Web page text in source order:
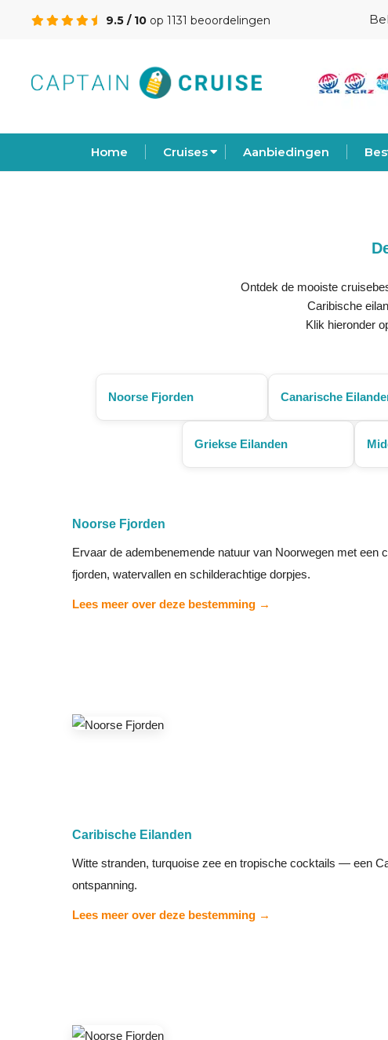
9.5 / 10 op 1131 beoordelingen
Home Cruises Aanbiedingen
Ontdek de mooiste
Caribische
Klik hieronder
Noorse Fjorden Canarische
Griekse Eilanden
Noorse Fjorden
Ervaar de adembenemende natuur van Noorwegen met een
fjorden, watervallen en schilderachtige dorpjes.
Lees meer over deze bestemming →
Caribische Eilanden
Witte stranden, turquoise zee en tropische cocktails — een
ontspanning.
Lees meer over deze bestemming →